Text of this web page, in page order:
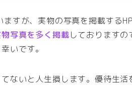
すが、実物の写真を掲載する
写真を多く掲載しております
いです。
ないと人生損します。優待生活